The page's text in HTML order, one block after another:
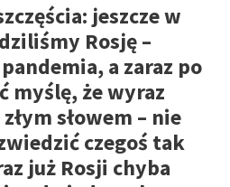
jeszcze w
Rosję –
a zaraz po
myślę, że wyraz
słowem – nie
czegoś tak
już Rosji chyba